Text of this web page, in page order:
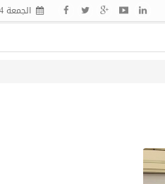
الجمعة 24 صفر 1448 |